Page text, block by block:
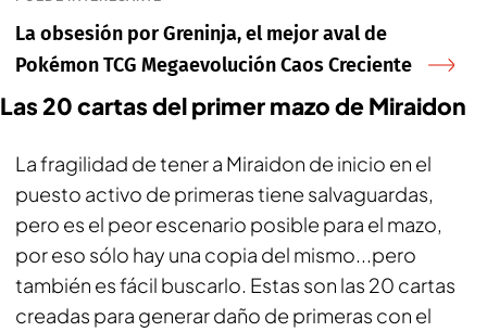
La obsesión por Greninja, el mejor aval de
Pokémon TCG Megaevolución Caos Creciente
Las 20 cartas del primer mazo de Miraidon
La fragilidad de tener a Miraidon de inicio en el
puesto activo de primeras tiene salvaguardas,
pero es el peor escenario posible para el mazo,
por eso sólo hay una copia del mismo...pero
también es fácil buscarlo. Estas son las 20 cartas
creadas para generar daño de primeras con el